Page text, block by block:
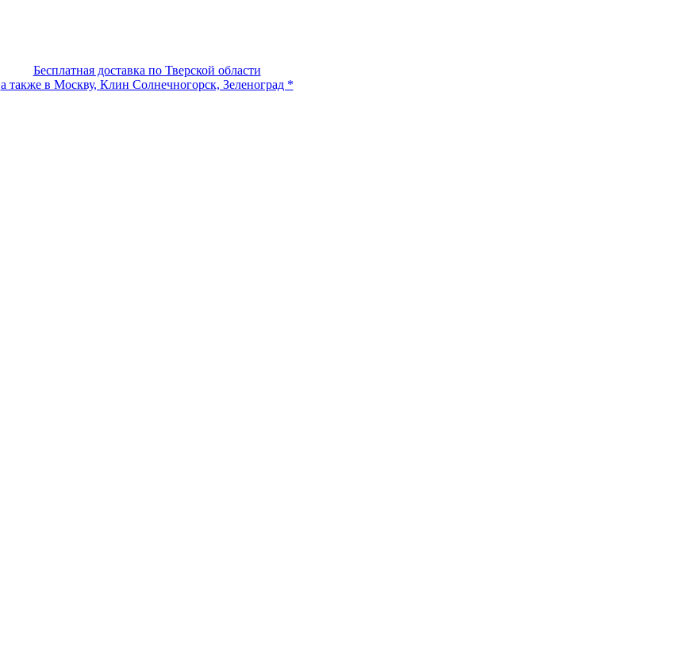
Бесплатная доставка по Тверской области
а также в Москву, Клин Солнечногорск, Зеленоград *